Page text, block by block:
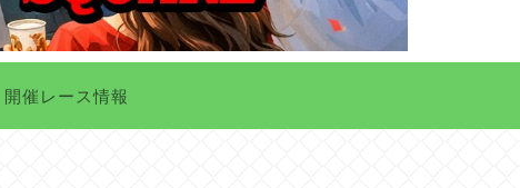
開催レース情報